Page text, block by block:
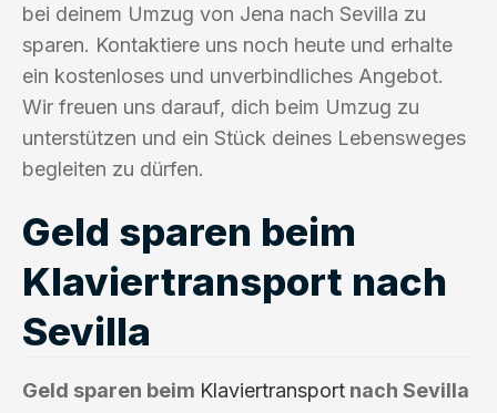
bei deinem Umzug von Jena nach Sevilla zu
sparen. Kontaktiere uns noch heute und erhalte
ein kostenloses und unverbindliches Angebot.
Wir freuen uns darauf, dich beim Umzug zu
unterstützen und ein Stück deines Lebensweges
begleiten zu dürfen.
Geld sparen beim
Klaviertransport nach
Sevilla
Geld sparen beim Klaviertransport nach Sevilla